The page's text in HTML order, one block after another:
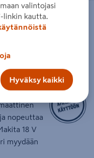
65 mm:n
nopeuttaa
18 V
myydään
valintojasi
linkin kautta.
Hyväksy kaikki